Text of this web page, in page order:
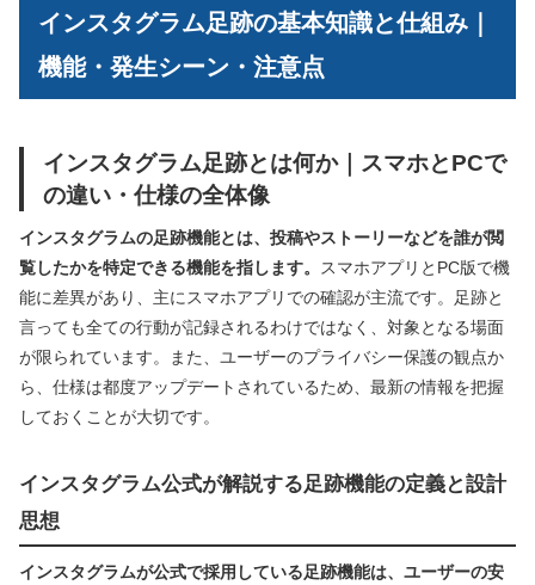
インスタグラム足跡の基本知識と仕組み｜
機能・発生シーン・注意点
インスタグラム足跡とは何か｜スマホとPCで
の違い・仕様の全体像
インスタグラムの足跡機能とは、投稿やストーリーなどを誰が閲
覧したかを特定できる機能を指します。
スマホアプリとPC版で機
能に差異があり、主にスマホアプリでの確認が主流です。足跡と
言っても全ての行動が記録されるわけではなく、対象となる場面
が限られています。また、ユーザーのプライバシー保護の観点か
ら、仕様は都度アップデートされているため、最新の情報を把握
しておくことが大切です。
インスタグラム公式が解説する足跡機能の定義と設計
思想
インスタグラムが公式で採用している足跡機能は、ユーザーの安